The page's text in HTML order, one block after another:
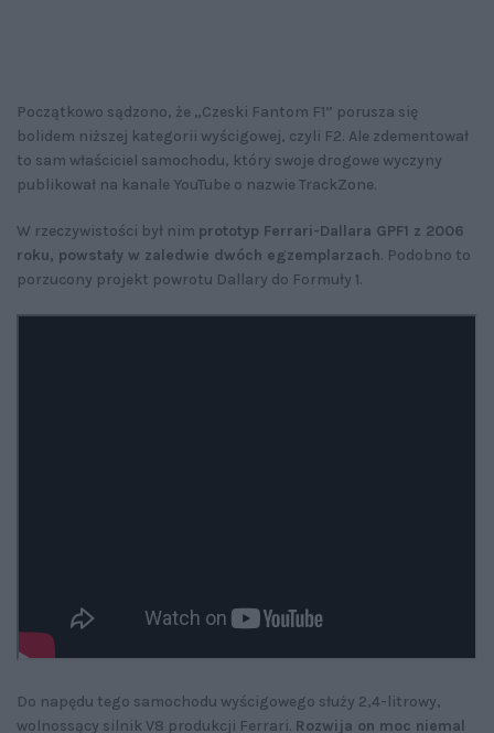
Początkowo sądzono, że „Czeski Fantom F1” porusza się
bolidem niższej kategorii wyścigowej, czyli F2. Ale zdementował
to sam właściciel samochodu, który swoje drogowe wyczyny
publikował na kanale YouTube o nazwie TrackZone.
W rzeczywistości był nim prototyp Ferrari-Dallara GPF1 z 2006
roku, powstały w zaledwie dwóch egzemplarzach. Podobno to
porzucony projekt powrotu Dallary do Formuły 1.
Do napędu tego samochodu wyścigowego służy 2,4-litrowy,
wolnossący silnik V8 produkcji Ferrari. Rozwija on moc niemal